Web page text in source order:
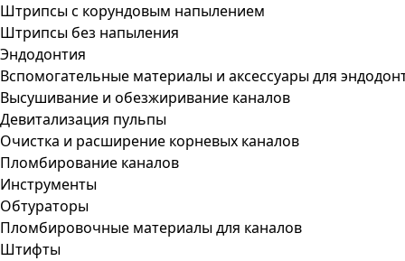
Штрипсы c корундовым напылением
Штрипсы без напыления
Эндодонтия
Вспомогательные материалы и аксессуары для
Высушивание и обезжиривание каналов
Девитализация пульпы
Очистка и расширение корневых каналов
Пломбирование каналов
Инструменты
Обтураторы
Пломбировочные материалы для каналов
Штифты